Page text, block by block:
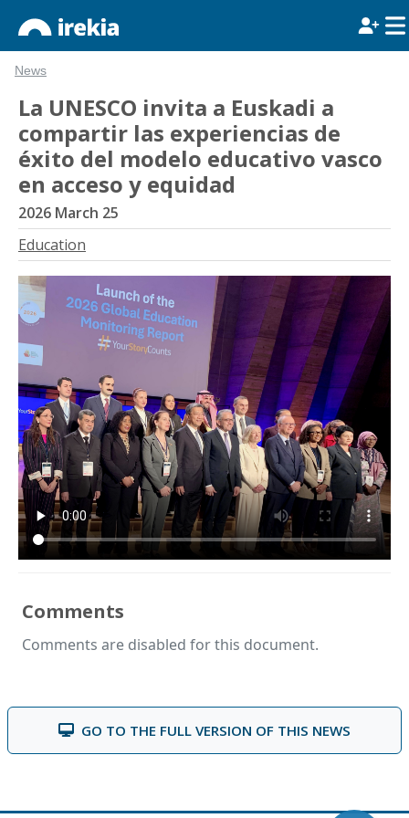
News
La UNESCO invita a Euskadi a
compartir las experiencias de
éxito del modelo educativo vasco
en acceso y equidad
2026 March 25
Education
Comments
Comments are disabled for this document.
GO TO THE FULL VERSION OF THIS NEWS